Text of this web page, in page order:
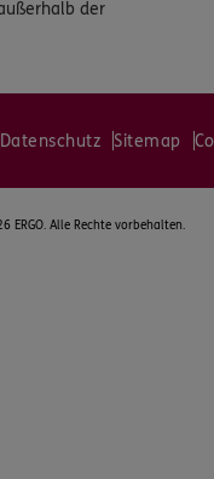
der
Datenschutz Sitemap
ERGO. Alle Rechte vorbehalten.